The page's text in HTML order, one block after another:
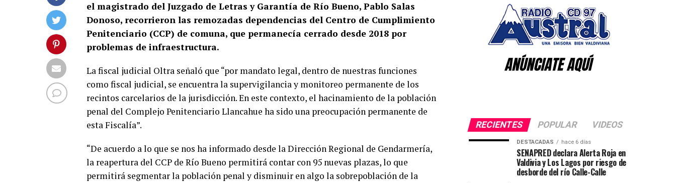
el magistrado del Juzgado de Letras y Garantía de Río Bueno, Pablo Salas
Donoso, recorrieron las remozadas dependencias del Centro de Cumplimiento
Penitenciario (CCP) de comuna, que permanecía cerrado desde 2018 por
problemas de infraestructura.
La fiscal judicial Oltra señaló que “por mandato legal, dentro de nuestras funciones
como fiscal judicial, se encuentra la supervigilancia y monitoreo permanente de los
recintos carcelarios de la jurisdicción. En este contexto, el hacinamiento de la población
penal del Complejo Penitenciario Llancahue ha sido una preocupación permanente de
esta Fiscalía”.
“De acuerdo a lo que se nos ha informado desde la Dirección Regional de Gendarmería,
la reapertura del CCP de Río Bueno permitirá contar con 95 nuevas plazas, lo que
permitirá segmentar la población penal y disminuir en algo la sobrepoblación de la
RECIENTES POPULAR VIDEOS
DESTACADAS hace 6 días
SENAPRED declara Alerta Roja en
Valdivia y Los Lagos por riesgo de
desborde del río Calle-Calle